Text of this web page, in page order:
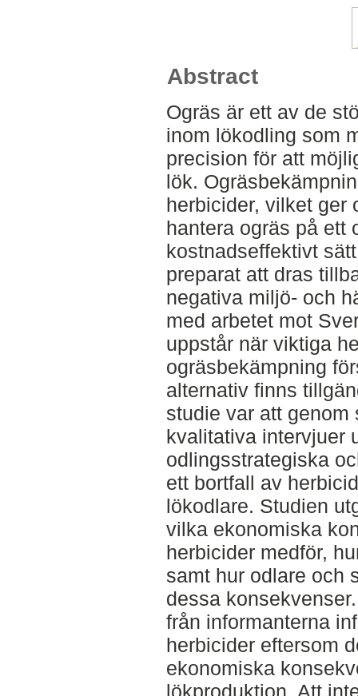
Abstract
Ogräs är ett av de
inom lökodling som
precision för att
lök.
herbicider, vilket ger
hantera ogräs på ett
kostnadseffektivt
preparat att dras
negativa miljö- och
med arbetet mot
uppstår när viktiga
ogräsbekämpning
alternativ finns
studie var att genom
kvalitativa intervjuer
odlingsstrategiska
ett bortfall av
lökodlare. Studien
vilka ekonomiska
herbicider medför,
samt hur odlare och
dessa
från informanterna
herbicider eftersom
ekonomiska
lökproduktion. Att